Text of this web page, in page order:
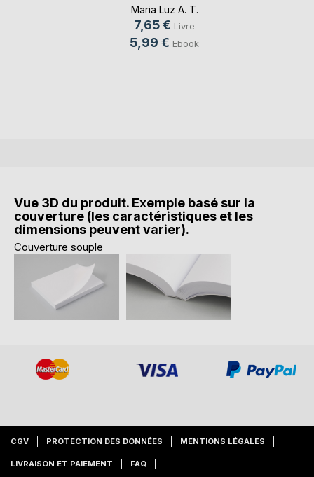
Maria Luz A. T.
7,65 € Livre
5,99 € Ebook
Vue 3D du produit. Exemple basé sur la
couverture (les caractéristiques et les
dimensions peuvent varier).
Couverture souple
CGV PROTECTION DES DONNÉES MENTIONS LÉGALES
LIVRAISON ET PAIEMENT FAQ